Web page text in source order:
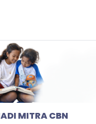
MITRA CBN